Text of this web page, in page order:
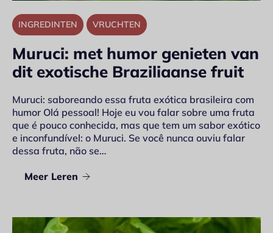
INGREDINTEN VRUCHTEN
Muruci: met humor genieten van
dit exotische Braziliaanse fruit
Muruci: saboreando essa fruta exótica brasileira com
humor Olá pessoal! Hoje eu vou falar sobre uma fruta
que é pouco conhecida, mas que tem um sabor exótico
e inconfundível: o Muruci. Se você nunca ouviu falar
dessa fruta, não se…
Meer Leren